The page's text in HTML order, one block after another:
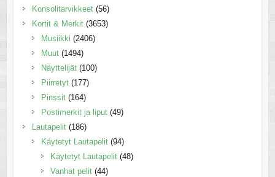
Konsolitarvikkeet (56)
Kortit & Merkit (3653)
Musiikki (2406)
Muut (1494)
Näyttelijät (100)
Piirretyt (177)
Pinssit (164)
Postimerkit ja liput (49)
Lautapelit (186)
Käytetyt Lautapelit (94)
Käytetyt Lautapelit (48)
Vanhat pelit (44)